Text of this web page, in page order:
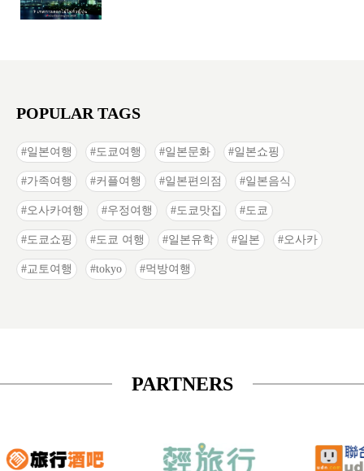
POPULAR TAGS
일본여행 도쿄여행 일본문화 일본쇼핑
가족여행 커플여행 일본편의점 일본음식
오사카여행 우정여행 도쿄맛집 도쿄
도쿄쇼핑 도쿄 여행 일본유학 일본 오사카
교토여행 tokyo 먹방여행
PARTNERS